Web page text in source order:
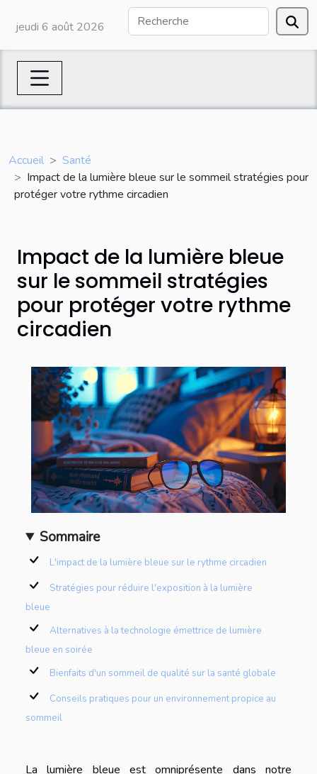
jeudi 6 août 2026
Accueil
Santé
Impact de la lumière bleue sur le sommeil stratégies pour
protéger votre rythme circadien
Impact de la lumière bleue
sur le sommeil stratégies
pour protéger votre rythme
circadien
Sommaire
L'impact de la lumière bleue sur le rythme circadien
Stratégies pour réduire l'exposition à la lumière
bleue
Alternatives à la technologie émettrice de lumière
bleue en soirée
Bienfaits d'un sommeil de qualité sur la santé globale
Conseils pratiques pour un environnement propice au
sommeil
La lumière bleue est omniprésente dans notre